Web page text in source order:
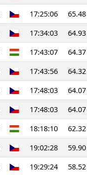
17:25:06
65.48
17:34:03
64.93
17:43:07
64.37
17:43:56
64.32
17:48:03
64.07
17:48:03
64.07
18:18:10
62.32
19:02:28
59.90
19:29:24
58.52